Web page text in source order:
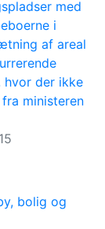
med
i
af areal
hvor der ikke
ministeren
bolig og